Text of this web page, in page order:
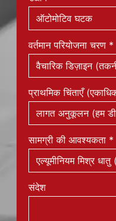
उद्योग *
वर्तमान परियोजना चरण
प्राथमिक चिंताएँ
सामग्री की आवश्यकता